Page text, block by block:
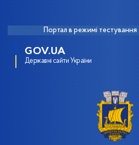
Портал в режимі тестування
GOV.UA
Державні сайти України